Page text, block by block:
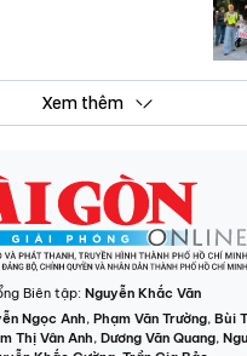
Xem thêm
Biên tập: Nguyễn Khắc Văn
Ngọc Anh, Phạm Văn Trường, Bùi
Thị Vân Anh, Dương Văn Quang,